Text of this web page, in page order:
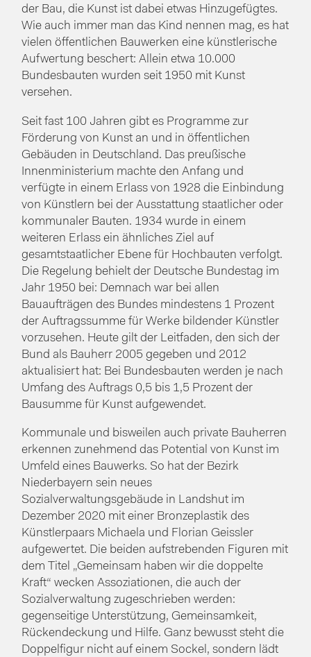
der Bau, die Kunst ist dabei etwas Hinzugefügtes.
Wie auch immer man das Kind nennen mag, es hat
vielen öffentlichen Bauwerken eine künstlerische
Aufwertung beschert: Allein etwa 10.000
Bundesbauten wurden seit 1950 mit Kunst
versehen.
Seit fast 100 Jahren gibt es Programme zur
Förderung von Kunst an und in öffentlichen
Gebäuden in Deutschland. Das preußische
Innenministerium machte den Anfang und
verfügte in einem Erlass von 1928 die Einbindung
von Künstlern bei der Ausstattung staatlicher oder
kommunaler Bauten. 1934 wurde in einem
weiteren Erlass ein ähnliches Ziel auf
gesamtstaatlicher Ebene für Hochbauten verfolgt.
Die Regelung behielt der Deutsche Bundestag im
Jahr 1950 bei: Demnach war bei allen
Bauaufträgen des Bundes mindestens 1 Prozent
der Auftragssumme für Werke bildender Künstler
vorzusehen. Heute gilt der Leitfaden, den sich der
Bund als Bauherr 2005 gegeben und 2012
aktualisiert hat: Bei Bundesbauten werden je nach
Umfang des Auftrags 0,5 bis 1,5 Prozent der
Bausumme für Kunst aufgewendet.
Kommunale und bisweilen auch private Bauherren
erkennen zunehmend das Potential von Kunst im
Umfeld eines Bauwerks. So hat der Bezirk
Niederbayern sein neues
Sozialverwaltungsgebäude in Landshut im
Dezember 2020 mit einer Bronzeplastik des
Künstlerpaars Michaela und Florian Geissler
aufgewertet. Die beiden aufstrebenden Figuren mit
dem Titel „Gemeinsam haben wir die doppelte
Kraft“ wecken Assoziationen, die auch der
Sozialverwaltung zugeschrieben werden:
gegenseitige Unterstützung, Gemeinsamkeit,
Rückendeckung und Hilfe. Ganz bewusst steht die
Doppelfigur nicht auf einem Sockel, sondern lädt